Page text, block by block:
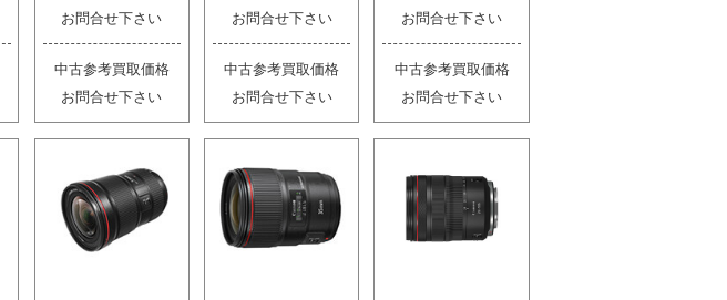
お問合せ下さい
中古参考買取価格
お問合せ下さい
お問合せ下さい
中古参考買取価格
お問合せ下さい
お問合せ下さい
中古参考買取価格
お問合せ下さい